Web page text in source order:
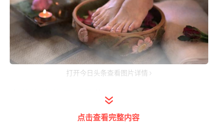
打开今日头条查看图片详情
中药泡脚的原理是什么？
中医认为，人体有四根，分别是鼻、乳、
点击查看完整内容